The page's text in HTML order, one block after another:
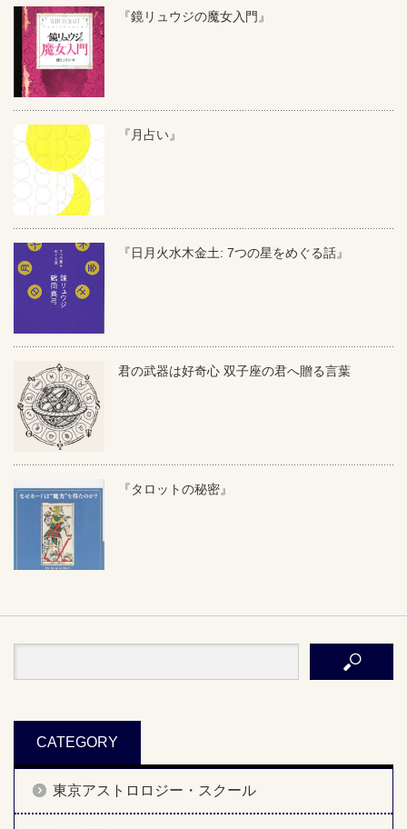
『鏡リュウジの魔女入門』
『月占い』
『日月火水木金土: 7つの星をめぐる話』
君の武器は好奇心 双子座の君へ贈る言葉
『タロットの秘密』
CATEGORY
東京アストロロジー・スクール